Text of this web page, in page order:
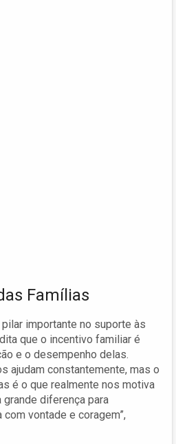
Famílias
importante no suporte às
que o incentivo familiar é
e o desempenho delas.
ajudam constantemente, mas o
é o que realmente nos motiva
diferença para
vontade e coragem”,